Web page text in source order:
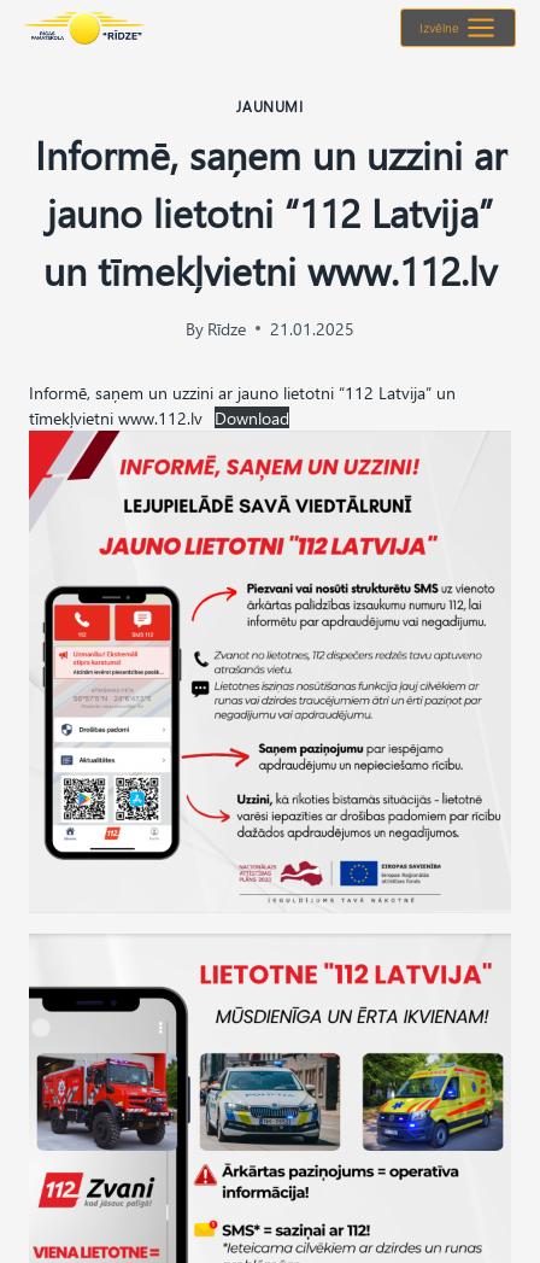
Izvēlne
JAUNUMI
Informē, saņem un uzzini ar
jauno lietotni “112 Latvija”
un tīmekļvietni www.112.lv
By Rīdze 21.01.2025
Informē, saņem un uzzini ar jauno lietotni “112 Latvija” un
tīmekļvietni www.112.lv
Download